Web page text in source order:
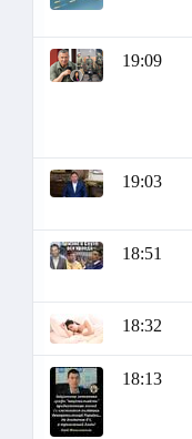
19:09
19:03
18:51
18:32
18:13